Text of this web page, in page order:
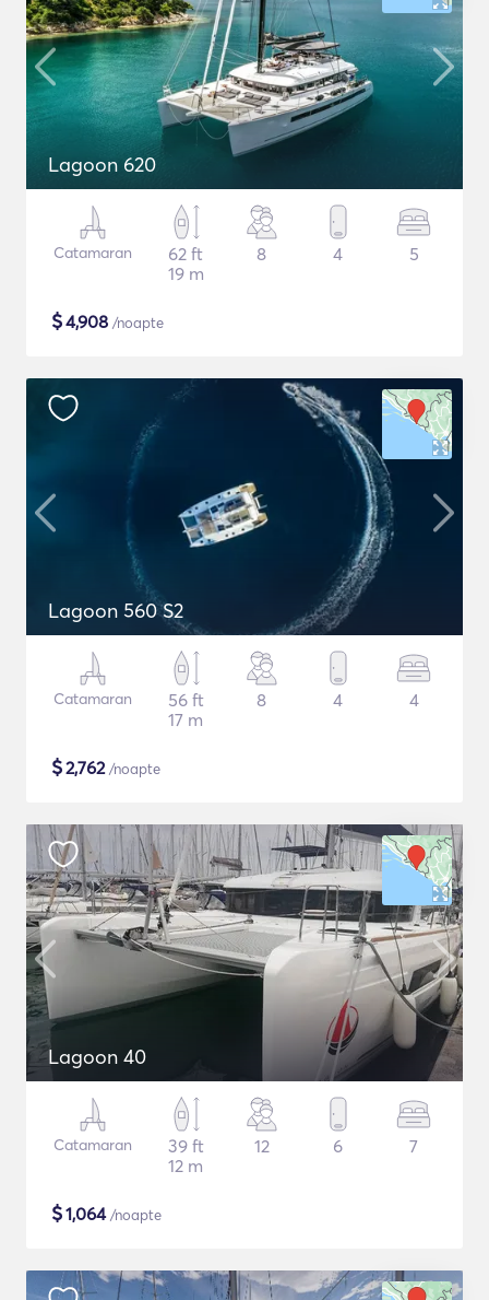
Lagoon 620
Catamaran
62 ft
19 m
8 4 5
$4,908 /noapte
Lagoon 560 S2
Catamaran
56 ft
17 m
8 4 4
$2,762/noapte
Lagoon 40
Catamaran
39 ft
12 m
12 6 7
$1,064/noapte